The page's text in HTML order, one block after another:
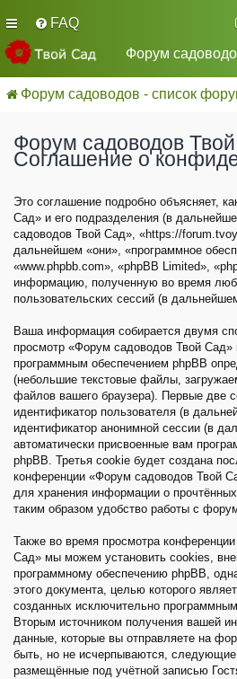
FAQ
Форум
Форум садоводов - список
Форум садоводов
Соглашение о
Это соглашение подробно объясняет,
Сад» и его подразделения (в
садоводов Твой Сад», «https://
дальнейшем «они», «программное
«www.phpbb.com», «phpBB Limited»,
информацию, полученную во время
пользовательских сессий (в
Ваша информация собирается двумя
просмотр «Форум садоводов Твой Сад»
программным обеспечением phpBB
(небольшие текстовые файлы,
файлов вашего браузера). Первые две
идентификатор пользователя (в
идентификатор анонимной сессии (в
автоматически присвоенные вам
phpBB. Третья cookie будет создана
конференции «Форум садоводов Твой
для хранения информации о
таким образом удобство работы с
Также во время просмотра
Сад» мы можем установить cookies,
программному обеспечению phpBB,
этого документа, целью которого
созданных исключительно
Вторым источником получения вашей
данные, которые вы отправляете на
быть, но не исчерпываются,
размещённые под учётной записью